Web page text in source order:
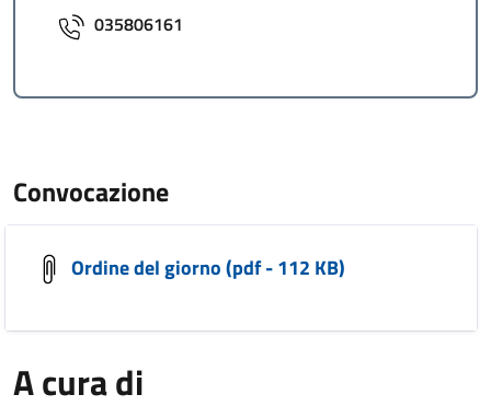
035806161
Convocazione
Ordine del giorno (pdf - 112 KB)
A cura di